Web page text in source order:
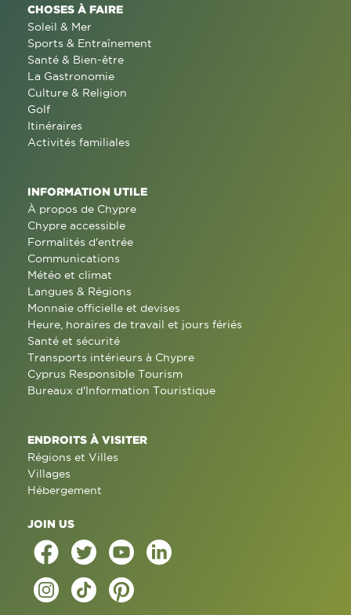
CHOSES À FAIRE
Soleil & Mer
Sports & Entraînement
Santé & Bien-être
La Gastronomie
Culture & Religion
Golf
Itinéraires
Activités familiales
INFORMATION UTILE
À propos de Chypre
Chypre accessible
Formalités d'entrée
Communications
Météo et climat
Langues & Régions
Monnaie officielle et devises
Heure, horaires de travail et jours fériés
Santé et sécurité
Transports intérieurs à Chypre
Cyprus Responsible Tourism
Bureaux d'Information Touristique
ENDROITS À VISITER
Régions et Villes
Villages
Hébergement
JOIN US